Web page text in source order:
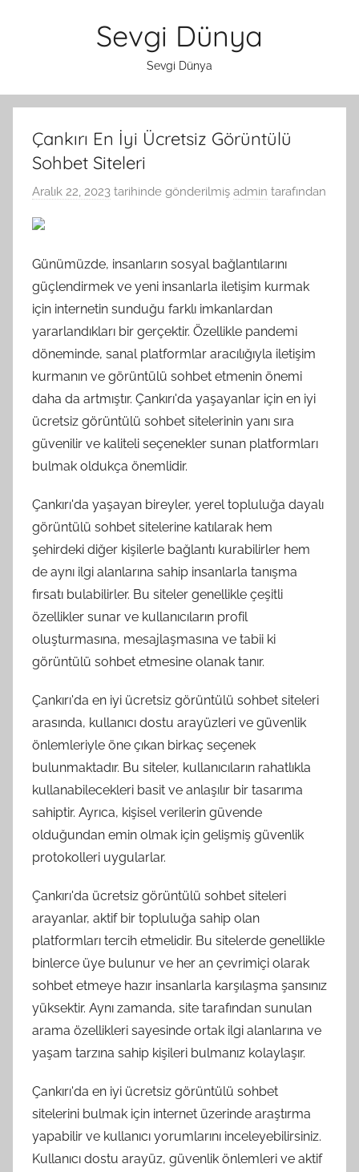
Sevgi Dünya
Sevgi Dünya
Çankırı En İyi Ücretsiz Görüntülü
Sohbet Siteleri
Aralık 22, 2023 tarihinde gönderilmiş admin tarafından
Günümüzde, insanların sosyal bağlantılarını
güçlendirmek ve yeni insanlarla iletişim kurmak
için internetin sunduğu farklı imkanlardan
yararlandıkları bir gerçektir. Özellikle pandemi
döneminde, sanal platformlar aracılığıyla iletişim
kurmanın ve görüntülü sohbet etmenin önemi
daha da artmıştır. Çankırı'da yaşayanlar için en iyi
ücretsiz görüntülü sohbet sitelerinin yanı sıra
güvenilir ve kaliteli seçenekler sunan platformları
bulmak oldukça önemlidir.
Çankırı'da yaşayan bireyler, yerel topluluğa dayalı
görüntülü sohbet sitelerine katılarak hem
şehirdeki diğer kişilerle bağlantı kurabilirler hem
de aynı ilgi alanlarına sahip insanlarla tanışma
fırsatı bulabilirler. Bu siteler genellikle çeşitli
özellikler sunar ve kullanıcıların profil
oluşturmasına, mesajlaşmasına ve tabii ki
görüntülü sohbet etmesine olanak tanır.
Çankırı'da en iyi ücretsiz görüntülü sohbet siteleri
arasında, kullanıcı dostu arayüzleri ve güvenlik
önlemleriyle öne çıkan birkaç seçenek
bulunmaktadır. Bu siteler, kullanıcıların rahatlıkla
kullanabilecekleri basit ve anlaşılır bir tasarıma
sahiptir. Ayrıca, kişisel verilerin güvende
olduğundan emin olmak için gelişmiş güvenlik
protokolleri uygularlar.
Çankırı'da ücretsiz görüntülü sohbet siteleri
arayanlar, aktif bir topluluğa sahip olan
platformları tercih etmelidir. Bu sitelerde genellikle
binlerce üye bulunur ve her an çevrimiçi olarak
sohbet etmeye hazır insanlarla karşılaşma şansınız
yüksektir. Aynı zamanda, site tarafından sunulan
arama özellikleri sayesinde ortak ilgi alanlarına ve
yaşam tarzına sahip kişileri bulmanız kolaylaşır.
Çankırı'da en iyi ücretsiz görüntülü sohbet
sitelerini bulmak için internet üzerinde araştırma
yapabilir ve kullanıcı yorumlarını inceleyebilirsiniz.
Kullanıcı dostu arayüz, güvenlik önlemleri ve aktif